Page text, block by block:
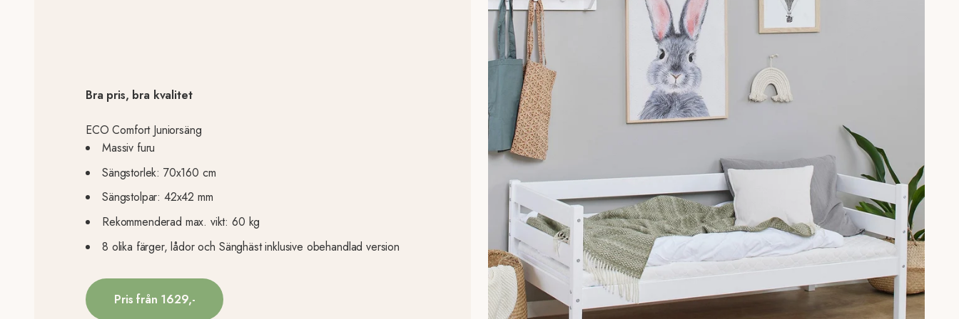
Bra pris, bra kvalitet
ECO Comfort Juniorsäng
Massiv furu
Sängstorlek: 70x160 cm
Sängstolpar: 42x42 mm
Rekommenderad max. vikt: 60 kg
8 olika färger, lådor och Sänghäst inklusive obehandlad version
Pris från 1629,-